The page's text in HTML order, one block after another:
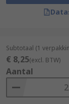
Subtotaal (1
€ 8,25(excl. BTW)
Aantal